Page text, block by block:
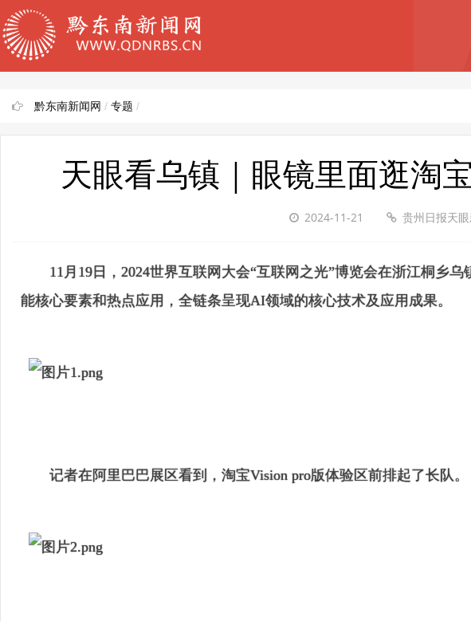
黔东南新闻网 / 专题 /
天眼看乌镇｜眼镜里面逛淘
2024-11-21 贵州日报天
11月19日，2024世界互联网大会“互联网之光”博览会在浙江桐乡乌
能核心要素和热点应用，全链条呈现AI领域的核心技术及应用成果。
记者在阿里巴巴展区看到， 淘宝Vision pro版体验区前排起了长队。